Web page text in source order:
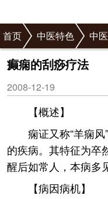
首页 中医特色 中
癫痫的刮痧疗法
2008-12-19
【概述】
痫证又称“羊痫
的疾病。其特征为卒
醒后如常人，本病多
【病因病机】